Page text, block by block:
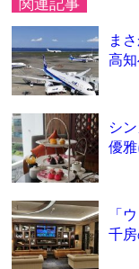
関連記事
ま
高
シ
優
「
千